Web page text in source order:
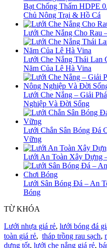
Bạt Chống Thấm HDPE
Chủ Nông Trại & Hồ Cá
Lưới Che Nắng Cho Rau
Lưới Che Nắng Thái Lan
Năm Của Lê Hà Vina
Lưới Che Nắng – Giải
Nghiệp Và Đời Sống
Lưới Chắn Sân Bóng Đá
Vững
Lưới An Toàn Xây Dựng
Lưới Sân Bóng Đá – An
Bóng
TỪ KHÓA
Lưới nhựa giá rẻ, lưới bóng đá
toàn giá rẻ, tháp trồng rau sạch,
dựng tốt, lưới che nắng giá rẻ,